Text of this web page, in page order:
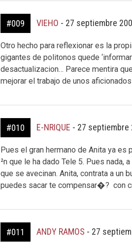
#009 VIEHO - 27 septiembre
Otro hecho para reflexionar es la
gigantes de politonos quede
desactualizacion… Parece mentira
mejorar el trabajo de unos
#010 E-NRIQUE - 27 septiembre
Pues el gran hermano de Anita ya
²n que le ha dado Tele 5. Pues
que se avecinan. Anita, contrata a un
puedes sacar te compensar�? con
#011 ANDY RAMOS - 27